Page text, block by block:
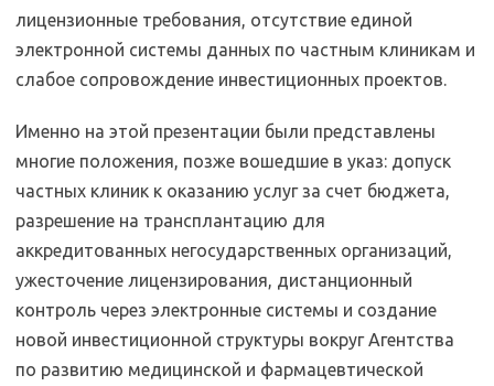
лицензионные требования, отсутствие единой
электронной системы данных по частным клиникам и
слабое сопровождение инвестиционных проектов.
Именно на этой презентации были представлены
многие положения, позже вошедшие в указ: допуск
частных клиник к оказанию услуг за счет бюджета,
разрешение на трансплантацию для
аккредитованных негосударственных организаций,
ужесточение лицензирования, дистанционный
контроль через электронные системы и создание
новой инвестиционной структуры вокруг Агентства
по развитию медицинской и фармацевтической